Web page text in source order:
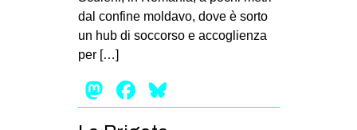
dal confine moldavo, dove è sorto
un hub di soccorso e accoglienza
per […]
Mastodon
Facebook